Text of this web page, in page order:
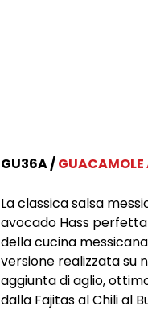
GU36A GUACAMOLE
La classica salsa
avocado Hass
della cucina
versione realizzata su
aggiunta di aglio,
dalla Fajitas al Chili al